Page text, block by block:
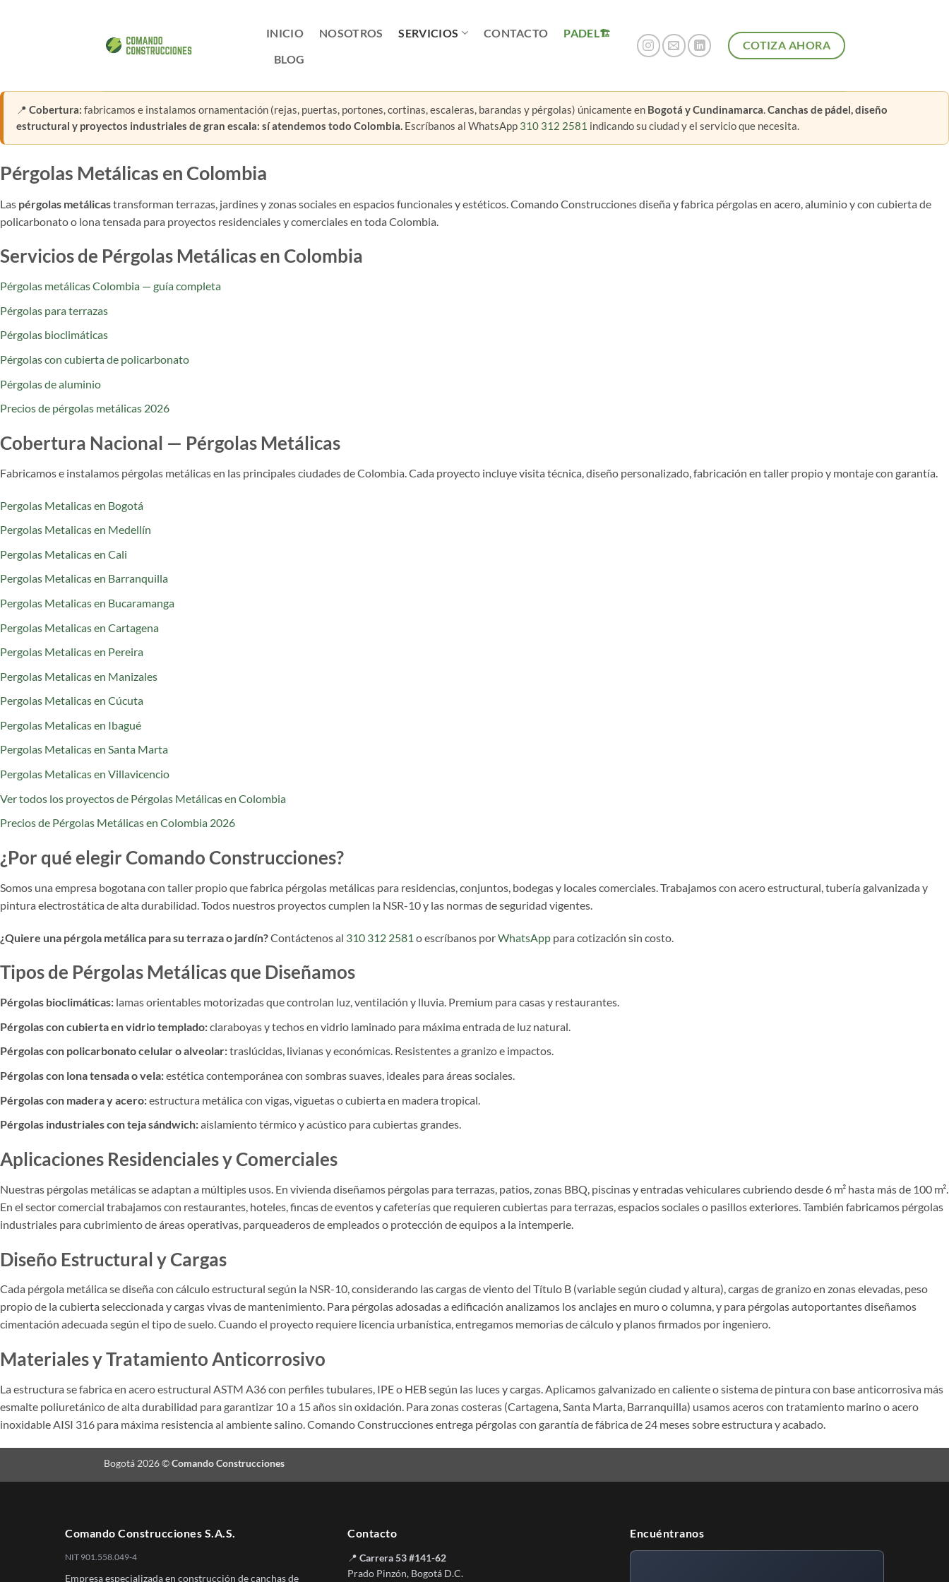
INICIO NOSOTROS SERVICIOS CONTACTO
PADEL
BLOG
COTIZA AHORA
📍 Cobertura: fabricamos e instalamos ornamentación (rejas, puertas, portones, cortinas, escaleras, barandas y pérgolas) únicamente en Bogotá y Cundinamarca.Canchas de pádel, diseño
estructural y proyectos industriales de gran escala: sí atendemos todo Colombia. Escríbanos al WhatsApp 310 312 2581 indicando su ciudad y el servicio que necesita.
Pérgolas Metálicas en Colombia
Las pérgolas metálicastransforman terrazas, jardines y zonas sociales en espacios funcionales y estéticos. Comando Construcciones diseña y fabrica pérgolas en acero, aluminio y con cubierta de
policarbonato o lona tensada para proyectos residenciales y comerciales en toda Colombia.
Servicios de Pérgolas Metálicas en Colombia
Pérgolas metálicas Colombia — guía completa
Pérgolas para terrazas
Pérgolas bioclimáticas
Pérgolas con cubierta de policarbonato
Pérgolas de aluminio
Precios de pérgolas metálicas 2026
Cobertura Nacional — Pérgolas Metálicas
Fabricamos e instalamos pérgolas metálicas en las principales ciudades de Colombia. Cada proyecto incluye visita técnica, diseño personalizado, fabricación en taller propio y montaje con garantía.
Pergolas Metalicas en Bogotá
Pergolas Metalicas en Medellín
Pergolas Metalicas en Cali
Pergolas Metalicas en Barranquilla
Pergolas Metalicas en Bucaramanga
Pergolas Metalicas en Cartagena
Pergolas Metalicas en Pereira
Pergolas Metalicas en Manizales
Pergolas Metalicas en Cúcuta
Pergolas Metalicas en Ibagué
Pergolas Metalicas en Santa Marta
Pergolas Metalicas en Villavicencio
Ver todos los proyectos de Pérgolas Metálicas en Colombia
Precios de Pérgolas Metálicas en Colombia 2026
¿Por qué elegir Comando Construcciones?
Somos una empresa bogotana con taller propio que fabrica pérgolas metálicas para residencias, conjuntos, bodegas y locales comerciales. Trabajamos con acero estructural, tubería galvanizada y
pintura electrostática de alta durabilidad. Todos nuestros proyectos cumplen la NSR-10 y las normas de seguridad vigentes.
¿Quiere una pérgola metálica para su terraza o jardín?Contáctenos al 310 312 2581 o escríbanos porWhatsApp para cotización sin costo.
Tipos de Pérgolas Metálicas que Diseñamos
Pérgolas bioclimáticas: lamas orientables motorizadas que controlan luz, ventilación y lluvia. Premium para casas y restaurantes.
Pérgolas con cubierta en vidrio templado:claraboyas y techos en vidrio laminado para máxima entrada de luz natural.
Pérgolas con policarbonato celular o alveolar:traslúcidas, livianas y económicas. Resistentes a granizo e impactos.
Pérgolas con lona tensada o vela:estética contemporánea con sombras suaves, ideales para áreas sociales.
Pérgolas con madera y acero:estructura metálica con vigas, viguetas o cubierta en madera tropical.
Pérgolas industriales con teja sándwich:aislamiento térmico y acústico para cubiertas grandes.
Aplicaciones Residenciales y Comerciales
Nuestras pérgolas metálicas se adaptan a múltiples usos. En vivienda diseñamos pérgolas para terrazas, patios, zonas BBQ, piscinas y entradas vehiculares cubriendo desde 6 m² hasta más de 100 m².
En el sector comercial trabajamos con restaurantes, hoteles, fincas de eventos y cafeterías que requieren cubiertas para terrazas, espacios sociales o pasillos exteriores. También fabricamos pérgolas
industriales para cubrimiento de áreas operativas, parqueaderos de empleados o protección de equipos a la intemperie.
Diseño Estructural y Cargas
Cada pérgola metálica se diseña con cálculo estructural según la NSR-10, considerando las cargas de viento del Título B (variable según ciudad y altura), cargas de granizo en zonas elevadas, peso
propio de la cubierta seleccionada y cargas vivas de mantenimiento. Para pérgolas adosadas a edificación analizamos los anclajes en muro o columna, y para pérgolas autoportantes diseñamos
cimentación adecuada según el tipo de suelo. Cuando el proyecto requiere licencia urbanística, entregamos memorias de cálculo y planos firmados por ingeniero.
Materiales y Tratamiento Anticorrosivo
La estructura se fabrica en acero estructural ASTM A36 con perfiles tubulares, IPE o HEB según las luces y cargas. Aplicamos galvanizado en caliente o sistema de pintura con base anticorrosiva más
esmalte poliuretánico de alta durabilidad para garantizar 10 a 15 años sin oxidación. Para zonas costeras (Cartagena, Santa Marta, Barranquilla) usamos aceros con tratamiento marino o acero
inoxidable AISI 316 para máxima resistencia al ambiente salino. Comando Construcciones entrega pérgolas con garantía de fábrica de 24 meses sobre estructura y acabado.
Bogotá 2026 ©Comando Construcciones
Comando Construcciones S.A.S.
NIT 901.558.049-4
Empresa especializada en construcción de canchas de
Contacto
📍 Carrera 53 #141-62
Prado Pinzón, Bogotá D.C.
Encuéntranos